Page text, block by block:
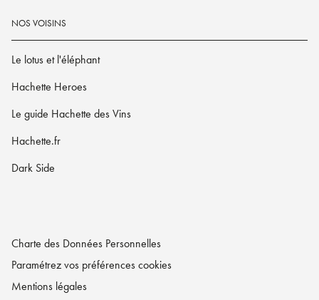
NOS VOISINS
Le lotus et l'éléphant
Hachette Heroes
Le guide Hachette des Vins
Hachette.fr
Dark Side
Charte des Données Personnelles
Paramétrez vos préférences cookies
Mentions légales